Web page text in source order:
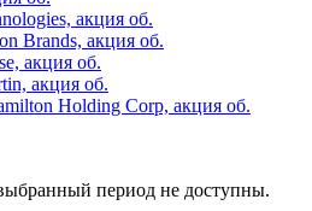
акция об.
Brands, акция об.
акция об.
акция об.
Holding Corp, акция об.
период не доступны.